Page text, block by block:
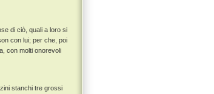
di ciò, quali a loro si
con lui; per che, poi
con molti onorevoli
stanchi tre grossi